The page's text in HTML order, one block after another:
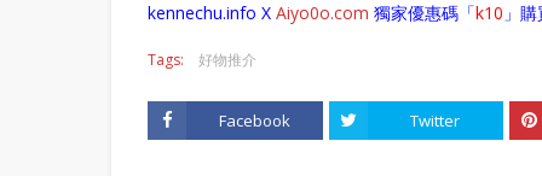
kennechu.info X Aiyo0o.com 獨家優惠碼「k10 」
Tags: 好物推介
Facebook Twitter